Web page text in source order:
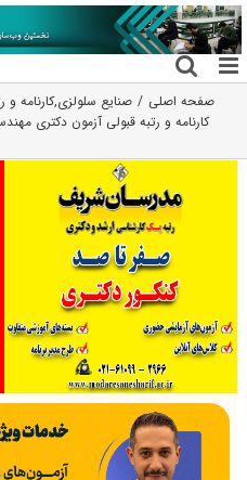
رفتن
به
محتوا
صفحه اصلی صنایع سلولزی,کارنامه و
کارنامه و رتبه قبولی آزمون دکتری